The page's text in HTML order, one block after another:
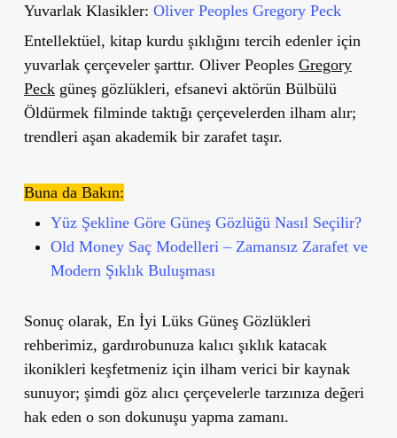
Yuvarlak Klasikler: Oliver Peoples Gregory Peck
Entellektüel, kitap kurdu şıklığını tercih edenler için
yuvarlak çerçeveler şarttır. Oliver Peoples Gregory
Peckgüneş gözlükleri, efsanevi aktörün Bülbülü
Öldürmek filminde taktığı çerçevelerden ilham alır;
trendleri aşan akademik bir zarafet taşır.
Buna da Bakın:
Yüz Şekline Göre Güneş Gözlüğü Nasıl Seçilir?
Old Money Saç Modelleri – Zamansız Zarafet ve
Modern Şıklık Buluşması
Sonuç olarak, En İyi Lüks Güneş Gözlükleri
rehberimiz, gardırobunuza kalıcı şıklık katacak
ikonikleri keşfetmeniz için ilham verici bir kaynak
sunuyor; şimdi göz alıcı çerçevelerle tarzınıza değeri
hak eden o son dokunuşu yapma zamanı.